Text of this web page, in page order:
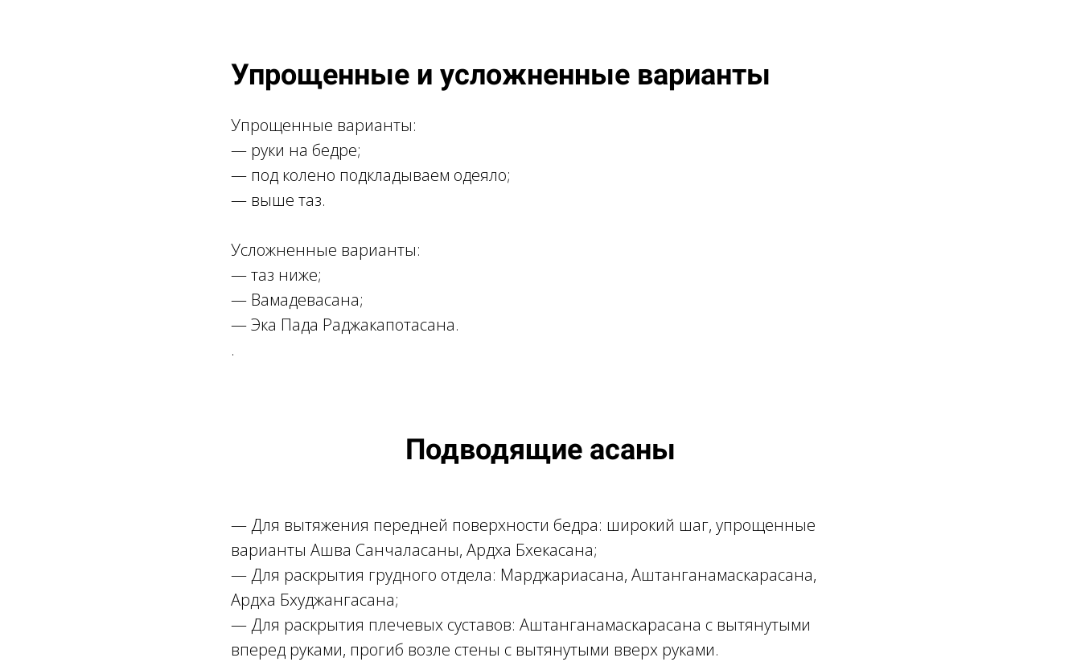
Упрощенные и усложненные варианты
Упрощенные варианты:
— руки на бедре;
— под колено подкладываем одеяло;
— выше таз.
Усложненные варианты:
—таз ниже;
— Вамадевасана;
— Эка Пада Раджакапотасана.
.
Подводящие асаны
— Для вытяжения передней поверхности бедра: широкий шаг, упрощенные
варианты Ашва Санчаласаны, Ардха Бхекасана;
— Для раскрытия грудного отдела: Марджариасана, Аштанганамаскарасана,
Ардха Бхуджангасана;
— Для раскрытия плечевых суставов: Аштанганамаскарасана с вытянутыми
вперед руками, прогиб возле стены с вытянутыми вверх руками.